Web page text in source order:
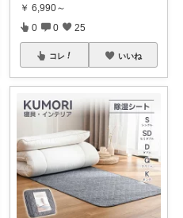
￥ 6,990～
0 0 25
コレ いいね